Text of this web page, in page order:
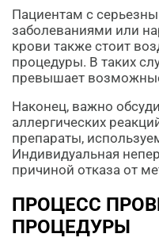
Пациентам с
заболеваниями или
крови также стоит
процедуры. В таких
превышает
Наконец, важно
аллергических
препараты,
Индивидуальная
причиной отказа от
ПРОЦЕСС
ПРОЦЕДУРЫ